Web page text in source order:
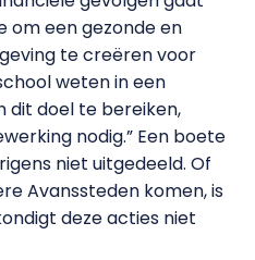
om een gezonde en
te creëren voor
weten in een
dit doel te bereiken,
nodig.” Een boete
niet uitgedeeld. Of
Avanssteden komen, is
deze acties niet